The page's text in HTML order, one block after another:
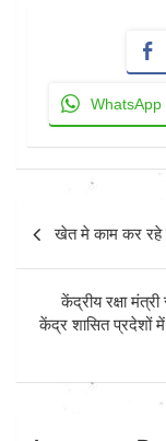
WhatsApp
Post
navigation
खेत मे काम कर रहे
केंद्रीय रक्षा
केंद्र शासित प्रदेशों